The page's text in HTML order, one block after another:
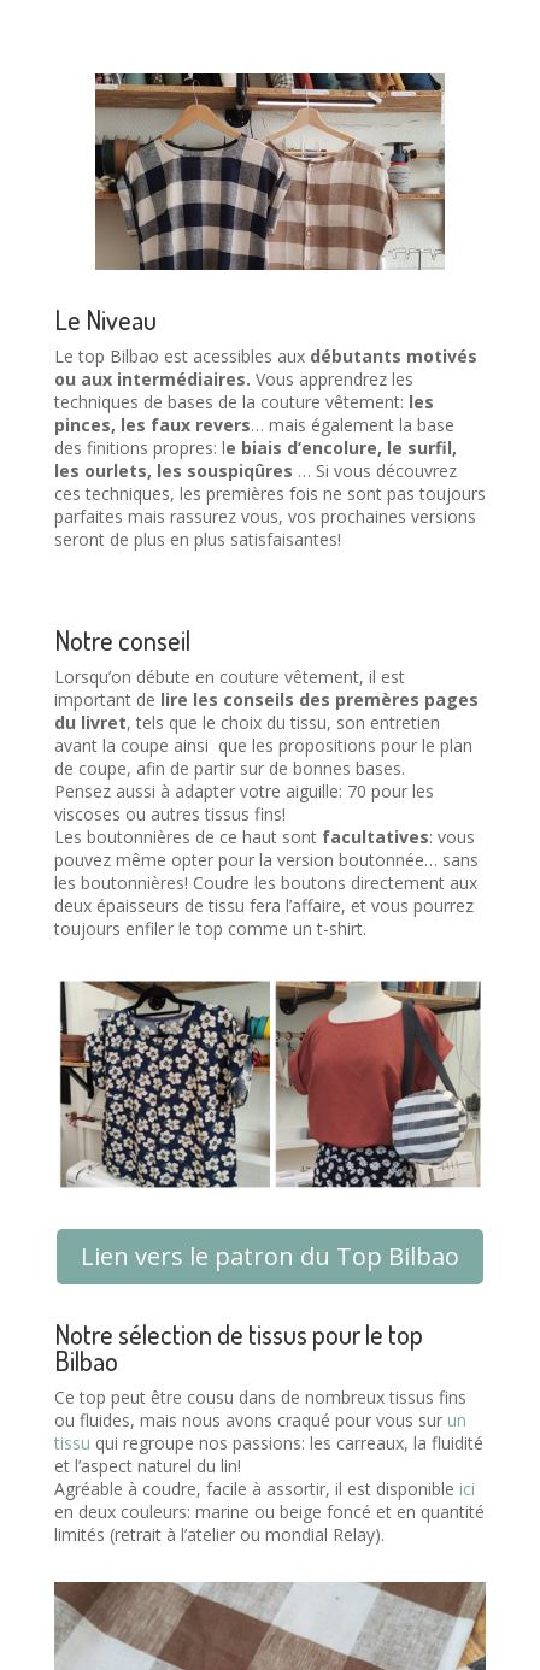
Le Niveau
Le top Bilbao est acessibles aux débutants motivés
ou aux intermédiaires. Vous apprendrez les
techniques de bases de la couture vêtement: les
pinces, les faux revers… mais également la base
des finitions propres: le biais d’encolure, le surfil,
les ourlets, les souspiqûres … Si vous découvrez
ces techniques, les premières fois ne sont pas toujours
parfaites mais rassurez vous, vos prochaines versions
seront de plus en plus satisfaisantes!
Notre conseil
Lorsqu’on débute en couture vêtement, il est
important de lire les conseils des premères pages
du livret, tels que le choix du tissu, son entretien
avant la coupe ainsi que les propositions pour le plan
de coupe, afin de partir sur de bonnes bases.
Pensez aussi à adapter votre aiguille: 70 pour les
viscoses ou autres tissus fins!
Les boutonnières de ce haut sontfacultatives: vous
pouvez même opter pour la version boutonnée… sans
les boutonnières! Coudre les boutons directement aux
deux épaisseurs de tissu fera l’affaire, et vous pourrez
toujours enfiler le top comme un t-shirt.
Lien vers le patron du Top Bilbao
Notre sélection de tissus pour le top
Bilbao
Ce top peut être cousu dans de nombreux tissus fins
ou fluides, mais nous avons craqué pour vous sur un
tissu qui regroupe nos passions: les carreaux, la fluidité
et l’aspect naturel du lin!
Agréable à coudre, facile à assortir, il est disponible ici
en deux couleurs: marine ou beige foncé et en quantité
limités (retrait à l’atelier ou mondial Relay).